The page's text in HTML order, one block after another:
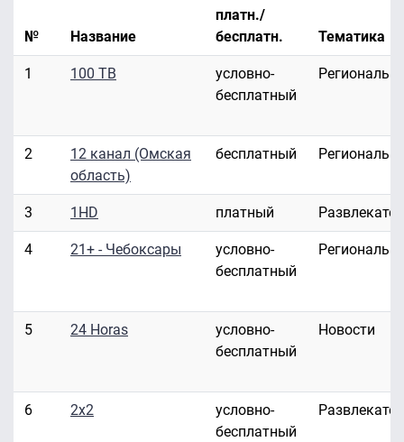
№ Название
платн./
бесплатн.
Тематика
1 100 ТВ
условно-
бесплатный
2
12 канал (Омская
область)
бесплатный
3 1HD платный
4 21+ - Чебоксары
условно-
бесплатный
5 24 Horas
условно-
бесплатный
Новости
6 2x2
условно-
бесплатный